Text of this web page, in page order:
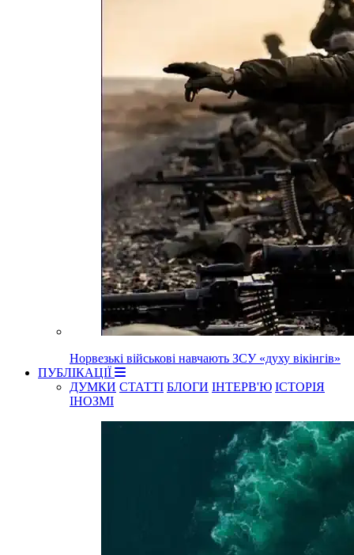
Норвезькі військові навчають ЗСУ «духу вікінгів»
ПУБЛІКАЦІЇ
ДУМКИ СТАТТІ БЛОГИ ІНТЕРВ'Ю ІСТОРІЯ
ІНОЗМІ